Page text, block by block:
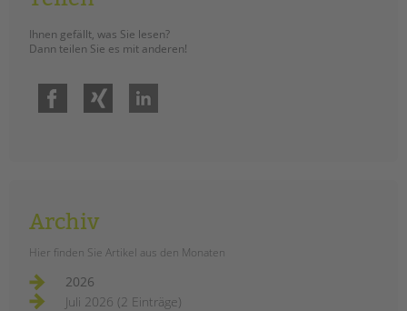
Ihnen gefällt, was Sie lesen?
Dann teilen Sie es mit anderen!
Facebook
Archiv
Hier finden Sie Artikel aus den Monaten
2026
Juli 2026 (2 Einträge)